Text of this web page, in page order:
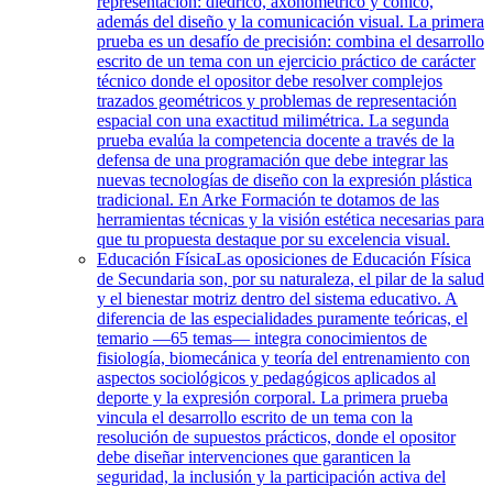
además del diseño y la comunicación visual. La primera
prueba es un desafío de precisión: combina el desarrollo
escrito de un tema con un ejercicio práctico de carácter
técnico donde el opositor debe resolver complejos
trazados geométricos y problemas de representación
espacial con una exactitud milimétrica. La segunda
prueba evalúa la competencia docente a través de la
defensa de una programación que debe integrar las
nuevas tecnologías de diseño con la expresión plástica
tradicional. En Arke Formación te dotamos de las
herramientas técnicas y la visión estética necesarias para
que tu propuesta destaque por su excelencia visual.
Educación FísicaLas oposiciones de Educación Física
de Secundaria son, por su naturaleza, el pilar de la salud
y el bienestar motriz dentro del sistema educativo. A
diferencia de las especialidades puramente teóricas, el
temario —65 temas— integra conocimientos de
fisiología, biomecánica y teoría del entrenamiento con
aspectos sociológicos y pedagógicos aplicados al
deporte y la expresión corporal. La primera prueba
vincula el desarrollo escrito de un tema con la
resolución de supuestos prácticos, donde el opositor
debe diseñar intervenciones que garanticen la
seguridad, la inclusión y la participación activa del